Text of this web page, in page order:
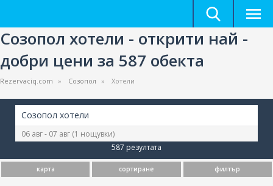
Созопол хотели - открити най -
добри цени за 587 обекта
Rezervaciq.com Созопол Хотели
Созопол хотели
06 авг - 07 авг (1 нощувки)
587 резултата
карта сортиране филтър